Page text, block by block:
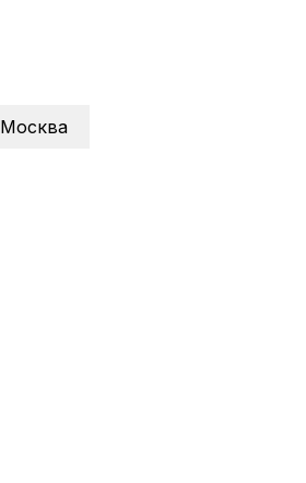
Москва